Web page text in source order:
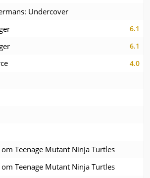
Undercover
6.1
6.1
4.0
Teenage Mutant Ninja Turtles
Teenage Mutant Ninja Turtles